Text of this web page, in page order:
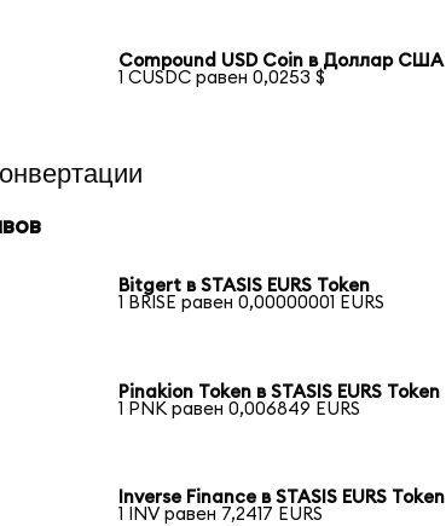
Compound USD Coin в Доллар США
1 CUSDC равен 0,0253 $
Bitgert в STASIS EURS Token
1 BRISE равен 0,00000001 EURS
Pinakion Token в STASIS EURS Token
1 PNK равен 0,006849 EURS
Inverse Finance в STASIS EURS Token
1 INV равен 7,2417 EURS